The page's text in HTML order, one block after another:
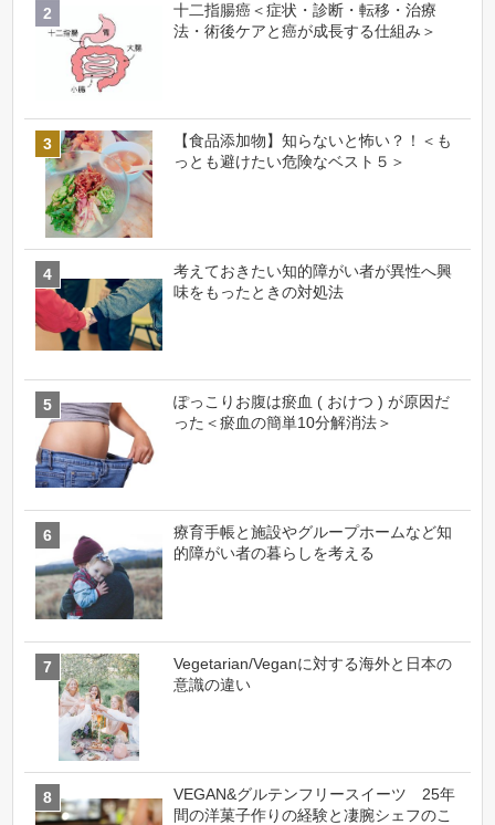
十二指腸癌＜症状・診断・転移・治療
法・術後ケアと癌が成長する仕組み＞
【食品添加物】知らないと怖い？！＜も
っとも避けたい危険なベスト５＞
考えておきたい知的障がい者が異性へ興
味をもったときの対処法
ぽっこりお腹は瘀血 ( おけつ ) が原因だ
った＜瘀血の簡単10分解消法＞
療育手帳と施設やグループホームなど知
的障がい者の暮らしを考える
Vegetarian/Veganに対する海外と日本の
意識の違い
VEGAN&グルテンフリースイーツ 25年
間の洋菓子作りの経験と凄腕シェフのこ